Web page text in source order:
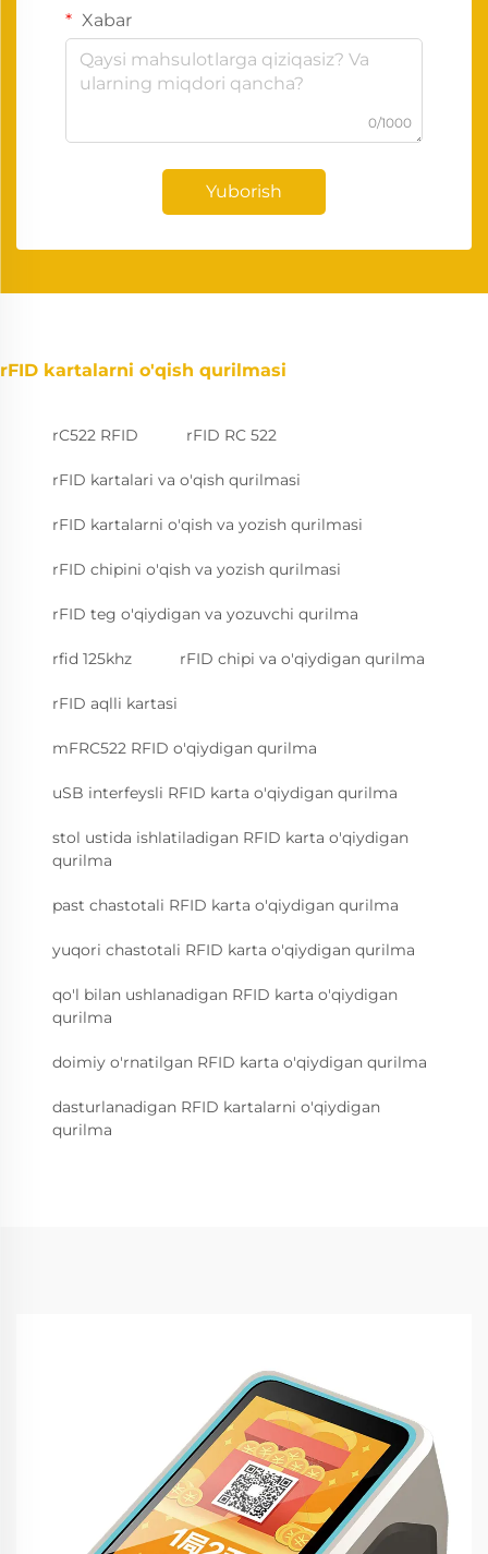
Xabar
0/1000
Yuborish
rFID kartalarni o'qish qurilmasi
rC522 RFID rFID RC 522
rFID kartalari va o'qish qurilmasi
rFID kartalarni o'qish va yozish qurilmasi
rFID chipini o'qish va yozish qurilmasi
rFID teg o'qiydigan va yozuvchi qurilma
rfid 125khz rFID chipi va o'qiydigan qurilma
rFID aqlli kartasi
mFRC522 RFID o'qiydigan qurilma
uSB interfeysli RFID karta o'qiydigan qurilma
stol ustida ishlatiladigan RFID karta o'qiydigan
qurilma
past chastotali RFID karta o'qiydigan qurilma
yuqori chastotali RFID karta o'qiydigan qurilma
qo'l bilan ushlanadigan RFID karta o'qiydigan
qurilma
doimiy o'rnatilgan RFID karta o'qiydigan qurilma
dasturlanadigan RFID kartalarni o'qiydigan
qurilma